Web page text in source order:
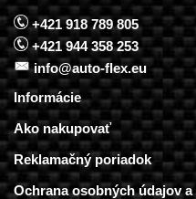
+421 918 789 805
+421 944 358 253
info@auto-flex.eu
Informácie
Ako nakupovať
Reklamačný poriadok
Ochrana osobných údajov